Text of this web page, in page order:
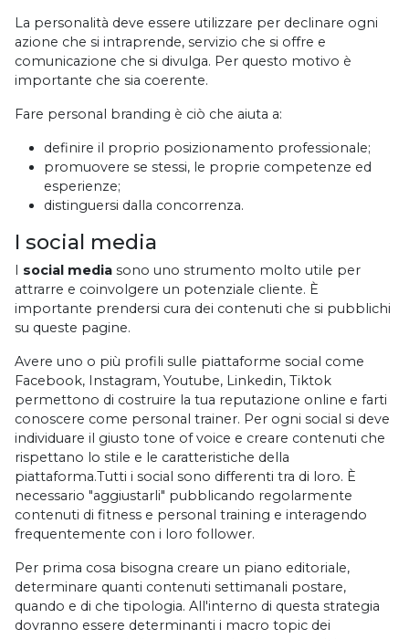
La personalità deve essere utilizzare per declinare ogni
azione che si intraprende, servizio che si offre e
comunicazione che si divulga. Per questo motivo è
importante che sia coerente.
Fare personal branding è ciò che aiuta a:
definire il proprio posizionamento professionale;
promuovere se stessi, le proprie competenze ed
esperienze;
distinguersi dalla concorrenza.
I social media
I social media sono uno strumento molto utile per
attrarre e coinvolgere un potenziale cliente. È
importante prendersi cura dei contenuti che si pubblichi
su queste pagine.
Avere uno o più profili sulle piattaforme social come
Facebook, Instagram, Youtube, Linkedin, Tiktok
permettono di costruire la tua reputazione online e farti
conoscere come personal trainer. Per ogni social si deve
individuare il giusto tone of voice e creare contenuti che
rispettano lo stile e le caratteristiche della
piattaforma.Tutti i social sono differenti tra di loro. È
necessario "aggiustarli" pubblicando regolarmente
contenuti di fitness e personal training e interagendo
frequentemente con i loro follower.
Per prima cosa bisogna creare un piano editoriale,
determinare quanti contenuti settimanali postare,
quando e di che tipologia. All'interno di questa strategia
dovranno essere determinanti i macro topic dei